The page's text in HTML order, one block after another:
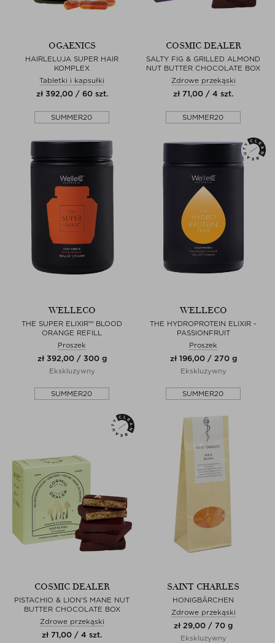
OGAENICS
HAIRLELUJA SUPER HAIR
KOMPLEX
Tabletki i kapsułki
zł 392,00 / 60 szt.
SUMMER20
COSMIC DEALER
SALTY FIG & GRILLED ALMOND
NUT BUTTER CHOCOLATE BOX
Zdrowe przekąski
zł 71,00 / 4 szt.
SUMMER20
WELLECO
THE SUPER ELIXIR™ BLOOD
ORANGE REFILL
Proszek
zł 392,00 / 300 g
Ekskluzywny
SUMMER20
WELLECO
THE HYDROPROTEIN ELIXIR -
PASSIONFRUIT
Proszek
zł 196,00 / 270 g
Ekskluzywny
SUMMER20
COSMIC DEALER
PISTACHIO & LION'S MANE NUT
BUTTER CHOCOLATE BOX
Zdrowe przekąski
zł 71,00 / 4 szt.
SAINT CHARLES
HONIGBÄRCHEN
Zdrowe przekąski
zł 29,00 / 70 g
Ekskluzywny